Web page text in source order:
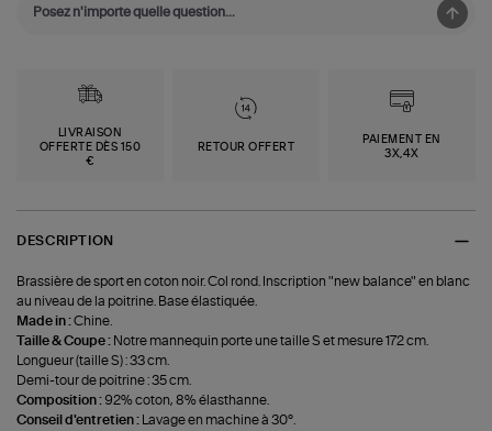
LIVRAISON
OFFERTE DÈS 150
€
RETOUR OFFERT
PAIEMENT EN
3X,4X
DESCRIPTION
Brassière de sport en coton noir. Col rond. Inscription "new balance" en blanc
au niveau de la poitrine. Base élastiquée.
Made in :Chine.
Taille & Coupe : Notre mannequin porte une taille S et mesure 172 cm.
Longueur (taille S) : 33 cm.
Demi-tour de poitrine : 35 cm.
Composition : 92% coton, 8% élasthanne.
Conseil d'entretien :
Lavage en machine à 30°.